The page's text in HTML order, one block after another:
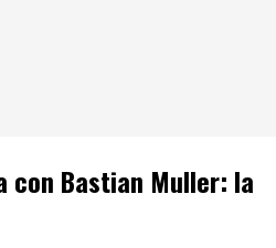
con Bastian Muller: la